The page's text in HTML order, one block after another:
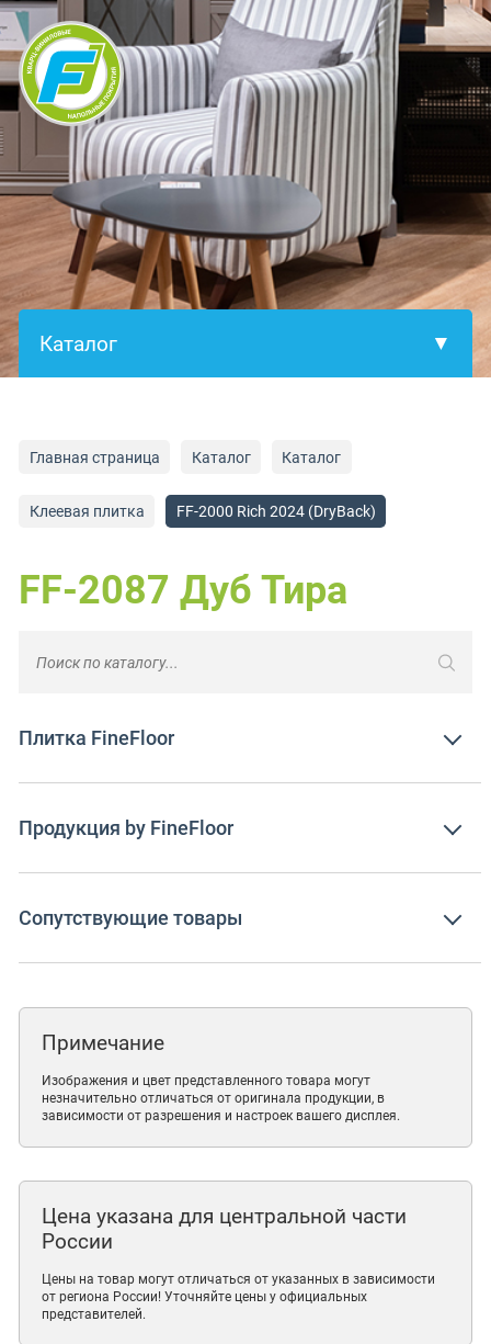
Главная страница Каталог Каталог
Клеевая плитка FF-2000 Rich 2024 (DryBack)
FF-2087 Дуб Тира
Плитка FineFloor
Продукция by FineFloor
Сопутствующие товары
Примечание
Изображения и цвет представленного товара могут
незначительно отличаться от оригинала продукции, в
зависимости от разрешения и настроек вашего дисплея.
Цена указана для центральной части
России
Цены на товар могут отличаться от указанных в зависимости
от региона России! Уточняйте цены у официальных
представителей.
×